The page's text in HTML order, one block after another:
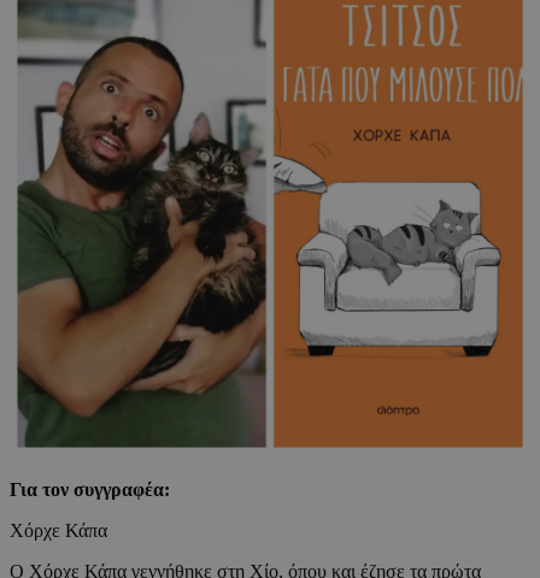
Για τον συγγραφέα:
Χόρχε Κάπα
Ο Χόρχε Κάπα γεννήθηκε στη Χίο, όπου και έζησε τα πρώτα